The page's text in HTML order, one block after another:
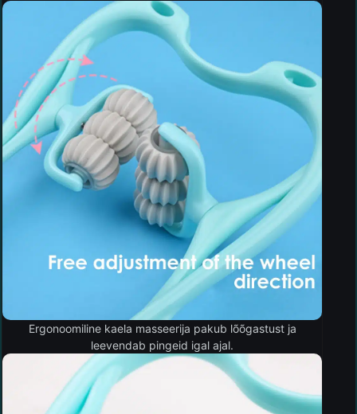
Ergonoomiline kaela masseerija pakub lõõgastust ja
leevendab pingeid igal ajal.